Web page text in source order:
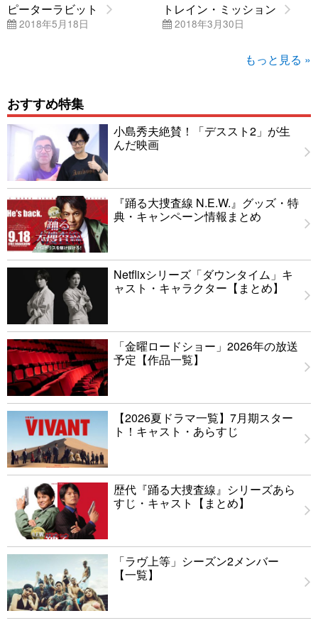
ピーターラビット
2018年5月18日
トレイン・ミッション
2018年3月30日
もっと見る »
おすすめ特集
小島秀夫絶賛！「デススト2」が生
んだ映画
『踊る大捜査線 N.E.W.』グッズ・特
典・キャンペーン情報まとめ
Netflixシリーズ「ダウンタイム」キ
ャスト・キャラクター【まとめ】
「金曜ロードショー」2026年の放送
予定【作品一覧】
【2026夏ドラマ一覧】7月期スター
ト！キャスト・あらすじ
歴代『踊る大捜査線』シリーズあら
すじ・キャスト【まとめ】
「ラヴ上等」シーズン2メンバー
【一覧】